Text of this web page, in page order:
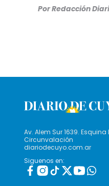
PorRedacción
Av. Alem Sur 1639.
Circunvalación
diariodecuyo.com.ar
Siguenos en: